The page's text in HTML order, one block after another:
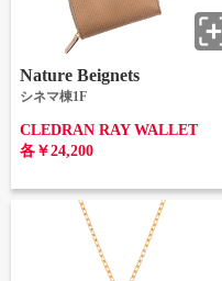
Nature Beignets
シネマ棟1F
CLEDRAN RAY WALLET
各￥24,200